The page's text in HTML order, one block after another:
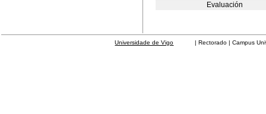
Evaluación
Universidade de Vigo | Rectorado | Campus